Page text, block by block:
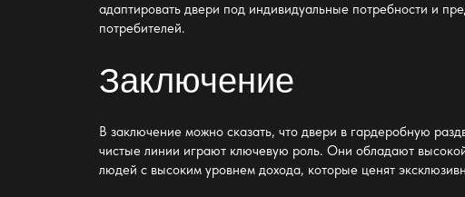
адаптировать двери под индивидуальные потребности и
потребителей.
Заключение
В заключение можно сказать, чтодвери в гардеробную
чистые линии играют ключевую роль. Они обладают
людей с высоким уровнем дохода, которые ценят